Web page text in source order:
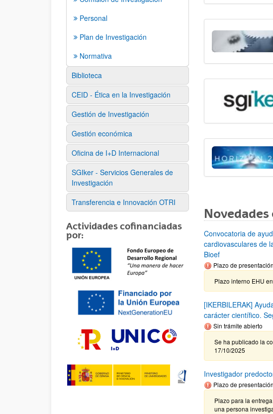
Personal
Plan de Investigación
Normativa
Biblioteca
CEID - Ética en la Investigación
Gestión de Investigación
Gestión económica
Oficina de I+D Internacional
SGIker - Servicios Generales de
Investigación
Transferencia e Innovación OTRI
Actividades cofinanciadas
por:
Convocatoria de
cardiovasculares de
Bioef
Plazo de
Plazo interno EHU
[IKERBILERAK]
carácter científico.
Sin trámite abierto
Se ha publicado la
17/10/2025
Investigador
Plazo de
Plazo para la
una persona